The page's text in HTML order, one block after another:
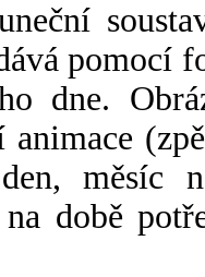
pomocí
dne.
animace
měsíc
době